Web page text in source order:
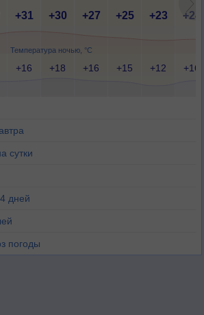
Температура ночью, °C
+31 +30 +27 +25 +23 +24
+16 +18 +16 +15 +12 +16
сутки
дней
погоды